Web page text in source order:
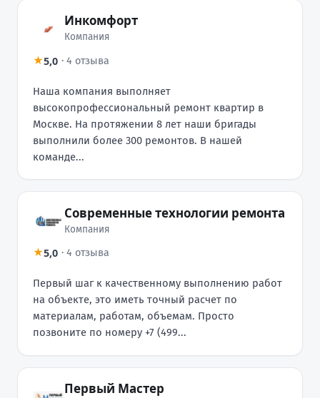
Инкомфорт
Компания
★5,0 · 4 отзыва
Наша компания выполняет
высокопрофессиональный ремонт квартир в
Москве. На протяжении 8 лет наши бригады
выполнили более 300 ремонтов. В нашей
команде...
Современные технологии ремонта
Компания
★5,0 · 4 отзыва
Первый шаг к качественному выполнению работ
на объекте, это иметь точный расчет по
материалам, работам, объемам. Просто
позвоните по номеру +7 (499...
Первый Мастер